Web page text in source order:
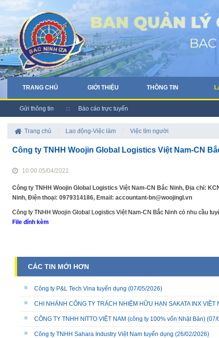
TRANG CHỦ GIỚI THIỆU THÔNG TIN
Gửi thông tin Báo cáo trực tuyến
Trang chủ Lao động-Việc làm Việc tìm người
Công ty TNHH Woojin Global Logistics Việt Nam-CN
10:00 05/04/2021
Công ty TNHH Woojin Global Logistics Việt Nam-CN Bắc Ninh, Địa chỉ:
Ninh, Điện thoại: 0979314186, Email: accountant-bn@woojingl.vn
Công ty TNHH Woojin Global Logistics Việt Nam-CN Bắc Ninh có nhu cầu
File đính kèm
CÁC TIN MỚI HƠN
Công ty P&L Tech Vina tuyển dụng (07/05/2026)
CHI NHÁNH CÔNG TY TRÁCH NHIỆM HỮU HẠN SAKATA INX
CÔNG TY TNHH NITTO VIỆT NAM (công ty 100% vốn Nhật Bản) (07/
Công ty TNHH Sahara Industry Việt Nam tuyển dụng (26/02/2026)